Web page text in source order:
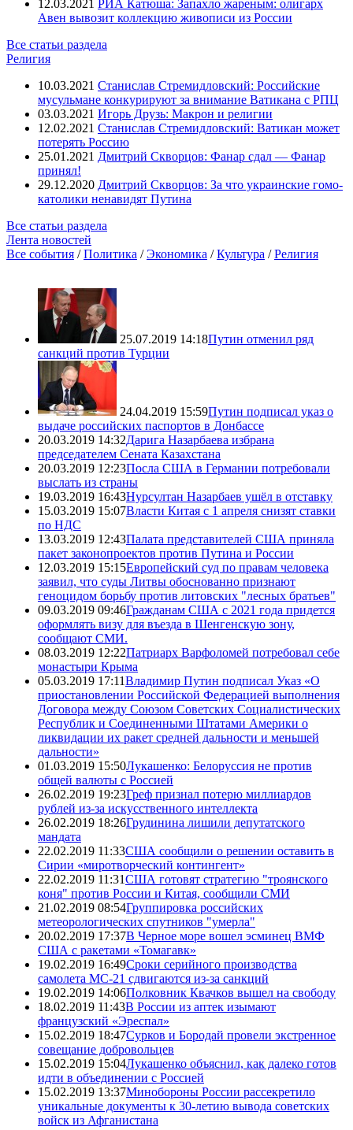
12.03.2021 РИА Катюша: Запахло жареным: олигарх
Авен вывозит коллекцию живописи из России
Все статьи раздела
Религия
10.03.2021 Станислав Стремидловский: Российские
мусульмане конкурируют за внимание Ватикана с РПЦ
03.03.2021 Игорь Друзь: Макрон и религии
12.02.2021 Станислав Стремидловский: Ватикан может
потерять Россию
25.01.2021 Дмитрий Скворцов: Фанар сдал — Фанар
принял!
29.12.2020 Дмитрий Скворцов: За что украинские гомо-
католики ненавидят Путина
Все статьи раздела
Лента новостей
Все события /Политика /Экономика /Культура /Религия
25.07.2019 14:18Путин отменил ряд
санкций против Турции
24.04.2019 15:59Путин подписал указ о
выдаче российских паспортов в Донбассе
20.03.2019 14:32Дарига Назарбаева избрана
председателем Сената Казахстана
20.03.2019 12:23Посла США в Германии потребовали
выслать из страны
19.03.2019 16:43Нурсултан Назарбаев ушёл в отставку
15.03.2019 15:07Власти Китая с 1 апреля снизят ставки
по НДС
13.03.2019 12:43Палата представителей США приняла
пакет законопроектов против Путина и России
12.03.2019 15:15Европейский суд по правам человека
заявил, что суды Литвы обоснованно признают
геноцидом борьбу против литовских "лесных братьев"
09.03.2019 09:46Гражданам США с 2021 года придется
оформлять визу для въезда в Шенгенскую зону,
сообщают СМИ.
08.03.2019 12:22Патриарх Варфоломей потребовал себе
монастыри Крыма
05.03.2019 17:11Владимир Путин подписал Указ «О
приостановлении Российской Федерацией выполнения
Договора между Союзом Советских Социалистических
Республик и Соединенными Штатами Америки о
ликвидации их ракет средней дальности и меньшей
дальности»
01.03.2019 15:50Лукашенко: Белоруссия не против
общей валюты с Россией
26.02.2019 19:23Греф признал потерю миллиардов
рублей из-за искусственного интеллекта
26.02.2019 18:26Грудинина лишили депутатского
мандата
22.02.2019 11:33США сообщили о решении оставить в
Сирии «миротворческий контингент»
22.02.2019 11:31США готовят стратегию "троянского
коня" против России и Китая, сообщили СМИ
21.02.2019 08:54Группировка российских
метеорологических спутников "умерла"
20.02.2019 17:37В Черное море вошел эсминец ВМФ
США с ракетами «Томагавк»
19.02.2019 16:49Сроки серийного производства
самолета МС-21 сдвигаются из-за санкций
19.02.2019 14:06Полковник Квачков вышел на свободу
18.02.2019 11:43В России из аптек изымают
французский «Эреспал»
15.02.2019 18:47Сурков и Бородай провели экстренное
совещание добровольцев
15.02.2019 15:04Лукашенко объяснил, как далеко готов
идти в объединении с Россией
15.02.2019 13:37Минобороны России рассекретило
уникальные документы к 30-летию вывода советских
войск из Афганистана